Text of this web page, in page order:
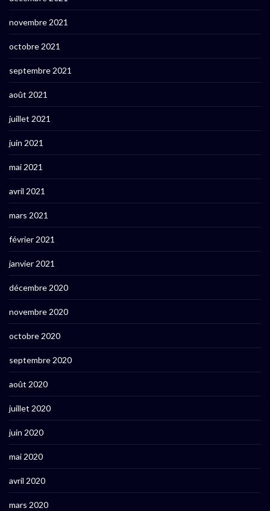
novembre 2021
octobre 2021
septembre 2021
août 2021
juillet 2021
juin 2021
mai 2021
avril 2021
mars 2021
février 2021
janvier 2021
décembre 2020
novembre 2020
octobre 2020
septembre 2020
août 2020
juillet 2020
juin 2020
mai 2020
avril 2020
mars 2020